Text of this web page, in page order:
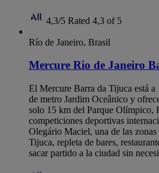
4,3/5 Rated 4,3 of 5
Río de Janeiro, Brasil
Mercure Rio de Janeiro
El Mercure Barra da Tijuca está a
de metro Jardim Oceânico y
solo 15 km del Parque Olímpico,
competiciones deportivas
Olegário Maciel, una de las
Tijuca, repleta de bares,
sacar partido a la ciudad sin